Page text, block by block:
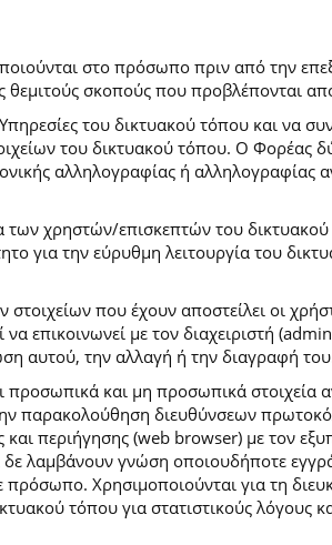
στο πρόσωπο πριν από την
θεμιτούς σκοπούς που προβλέπονται
του δικτυακού τόπου και να
του δικτυακού τόπου. Ο Φορέας
αλληλογραφίας ή αλληλογραφίας
χρηστών/επισκεπτών του δικτυακού
για την εύρυθμη λειτουργία του
που έχουν αποστείλει οι
με τον διαχειριστή
αυτού, την αλλαγή ή την διαγραφή
και μη προσωπικά
παρακολούθηση διευθύνσεων
περιήγησης (web browser) με τον
λαμβάνουν γνώση οποιουδήποτε
Χρησιμοποιούνται για τη
τόπου για στατιστικούς λόγους